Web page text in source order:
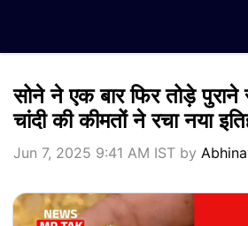
content
सोने ने एक बार फिर तोड़े पुराने
चांदी की कीमतों ने रचा नया
Jun 7, 2025 9:41 AM IST by